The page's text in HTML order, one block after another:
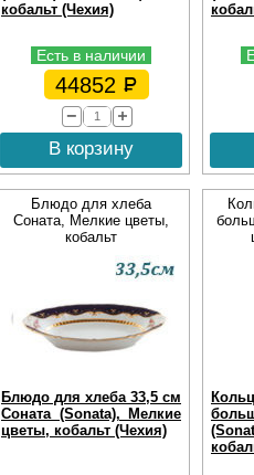
кобальт (Чехия)
Есть в наличии
44852
В корзину
Блюдо для хлеба
Соната, Мелкие цветы,
кобальт
Блюдо для хлеба 33,5 см
Соната (Sonata), Мелкие
цветы, кобальт (Чехия)